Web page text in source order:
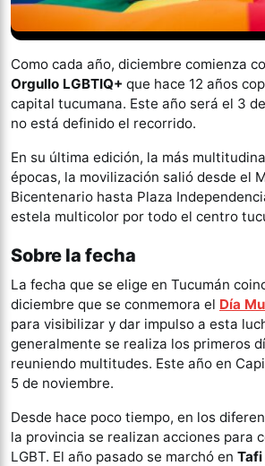
Como cada año, diciembre comienza
Orgullo LGBTIQ+ que hace 12 años
capital tucumana. Este año será el 3
no está definido el recorrido.
En su última edición, la más
épocas, la movilización salió desde el
Bicentenario hasta Plaza
estela multicolor por todo el centro
Sobre la fecha
La fecha que se elige en Tucumán
diciembre que se conmemora el Día
para visibilizar y dar impulso a esta
generalmente se realiza los primeros
reuniendo multitudes. Este año en
5 de noviembre.
Desde hace poco tiempo, en los
la provincia se realizan acciones para
LGBT. El año pasado se marchó en